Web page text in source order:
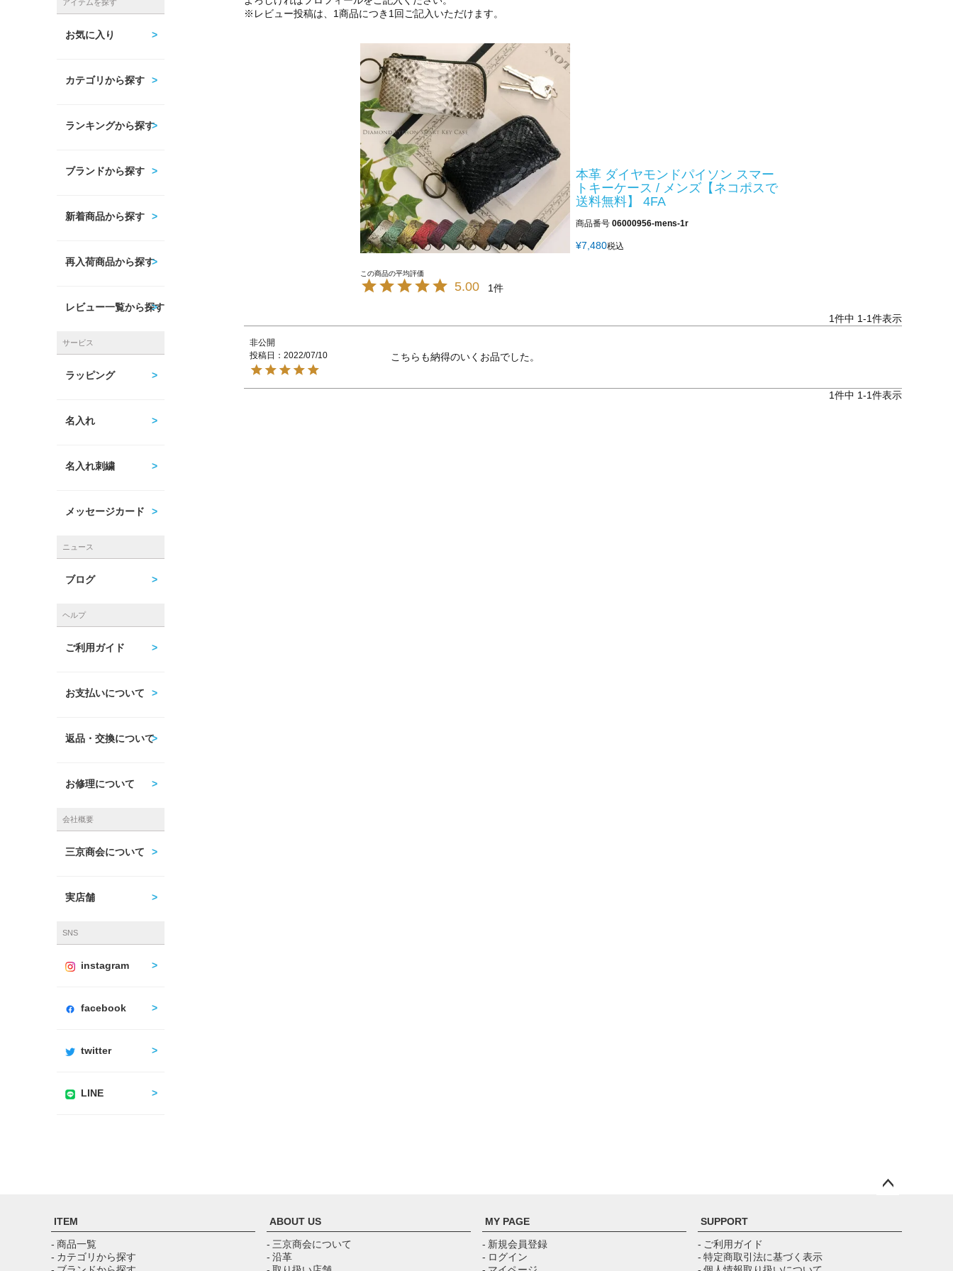
アイテムを探す
お気に入り
カテゴリから探す
ランキングから探す
ブランドから探す
新着商品から探す
再入荷商品から探す
レビュー一覧から探す
サービス
ラッピング
名入れ
名入れ刺繍
メッセージカード
ニュース
ブログ
ヘルプ
ご利用ガイド
お支払いについて
返品・交換について
お修理について
会社概要
三京商会について
実店舗
SNS
instagram
facebook
twitter
LINE
※レビュー投稿は、1商品につき1回ご記入いただけます。
本革 ダイヤモンドパイソン スマー
トキーケース / メンズ【ネコポスで
送料無料】 4FA
商品番号 06000956-mens-1r
¥7,480税込
5.00 1
1件中 1-1件表示
非公開
投稿日
2022/07/10 こちらも納得のいくお品でした。
1件中 1-1件表示
ップ
ITEM
- 商品一覧
- カテゴリから探す
ABOUT US
- 三京商会について
- 沿革
MY PAGE
- 新規会員登録
- ログイン
SUPPORT
- ご利用ガイド
- 特定商取引法に基づく表示